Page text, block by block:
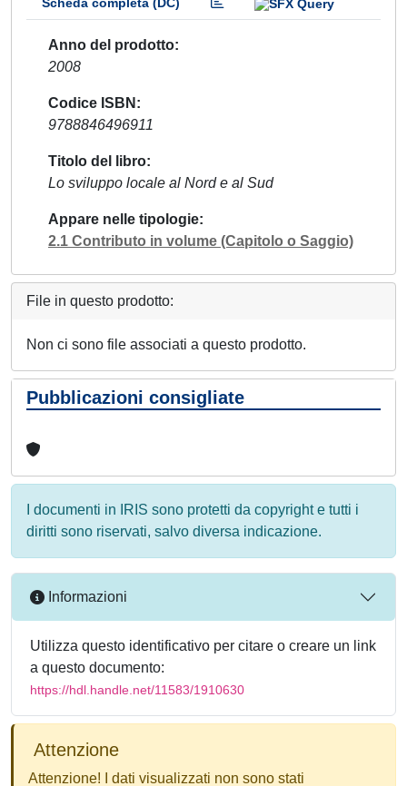
Anno del prodotto
2008
Codice ISBN
9788846496911
Titolo del libro
Lo sviluppo locale al Nord e al Sud
Appare nelle tipologie
2.1 Contributo in volume (Capitolo o Saggio)
File in questo prodotto:
Non ci sono file associati a questo prodotto.
Pubblicazioni consigliate
I documenti in IRIS sono protetti da copyright e tutti i
diritti sono riservati, salvo diversa indicazione.
Informazioni
Utilizza questo identificativo per citare o creare un link
a questo documento:
https://hdl.handle.net/11583/1910630
Attenzione
Attenzione! I dati visualizzati non sono stati